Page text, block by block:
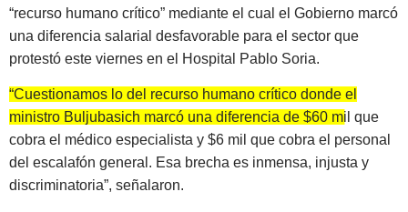
“recurso humano crítico” mediante el cual el Gobierno marcó
una diferencia salarial desfavorable para el sector que
protestó este viernes en el Hospital Pablo Soria.
“Cuestionamos lo del recurso humano crítico donde el
ministro Buljubasich marcó una diferencia de $60 mil que
cobra el médico especialista y $6 mil que cobra el personal
del escalafón general. Esa brecha es inmensa, injusta y
discriminatoria”, señalaron.